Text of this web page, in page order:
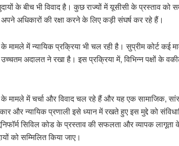
के बीच भी विवाद है। कुछ राज्यों में यूसीसी के प्रस्ताव को
अधिकारों की रक्षा करने के लिए कड़ी संघर्ष कर रहे हैं।
मामले में न्यायिक प्रक्रिया भी चल रही है। सुप्रीम कोर्ट कई
उच्चतम अदालत ने रखा है। इस प्रक्रिया में, विभिन्न पक्षों के
के मामले में चर्चा और विवाद चल रहे हैं और यह एक सामाजिक,
और न्यायिक प्रणाली इसे ध्यान में रखते हुए इस मुद्दे को
सिविल कोड के प्रस्ताव की सफलता और व्यापक
को सम्मिलित किया जाए।